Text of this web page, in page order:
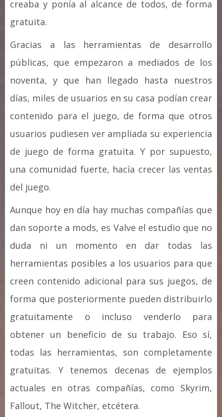
creaba y ponía al alcance de todos, de forma
gratuita.
Gracias a las herramientas de desarrollo
públicas, que empezaron a mediados de los
noventa, y que han llegado hasta nuestros
días, miles de usuarios en su casa podían crear
contenido para el juego, de forma que otros
usuarios pudiesen ver ampliada su experiencia
de juego de forma gratuita. Y por supuesto,
una comunidad fuerte, hacía crecer las ventas
del juego.
Aunque hoy en día hay muchas compañías que
dan soporte a mods, es Valve el estudio que no
duda ni un momento en dar todas las
herramientas posibles a los usuarios para que
creen contenido adicional para sus juegos, de
forma que posteriormente pueden distribuirlo
gratuitamente o incluso venderlo para
obtener un beneficio de su trabajo. Eso sí,
todas las herramientas, son completamente
gratuitas. Y tenemos decenas de ejemplos
actuales en otras compañías, como Skyrim,
Fallout, The Witcher, etcétera.